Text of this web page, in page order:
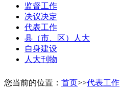
监督工作
决议决定
代表工作
县（市、区）人大
自身建设
人大刊物
您当前的位置： 首页>>代表工作